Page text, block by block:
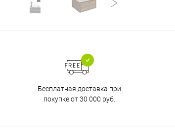
Бесплатная доставка при
покупке от 30 000 руб.